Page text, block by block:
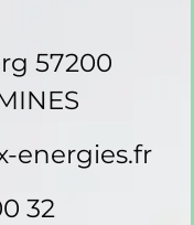
57200
energies.fr
32